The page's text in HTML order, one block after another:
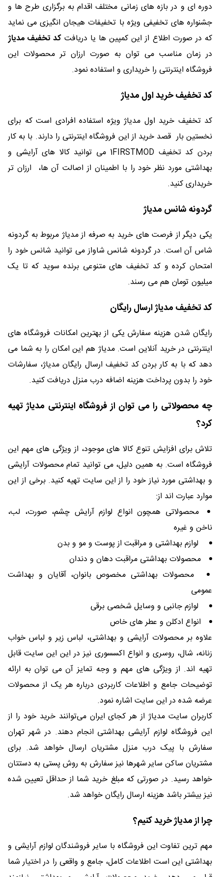
دوره ای و در بازه های زمانی مختلف اقدام به برگزاری طرح ها و
جشنواره های تخفیفی ویژه با تخفیفات هیجان انگیزی می نماید
که در صورت اطلاع از این کمپین ها یا دریافتکد تخفیف مدیاژ
در زمان مناسب می توان به صورت ارزان تر محصولات این
فروشگاه اینترنتی را خریداری و استفاده نمود.
کد تخفیف خرید اول مدیاژ
کد تخفیف خرید اول مدیاژ ویژه استفاده افرادی است که برای
نخستین بار قصد خرید از این فروشگاه اینترنتی را دارند. با به کار
بردن کد تخفیف 1FIRSTMOD می توانید کالا های آرایشی و
بهداشتی مورد نظر خود را با اطمینان از اصالت آن ها، ارزان تر
خریداری کنید.
گردونه شانس مدیاژ
یکی دیگر از فرصت های خرید به صرفه از مدیاژ مربوط به گردونه
شاس آن است. در گردونه شانس شاواز می توانید شانس خود را
امتحان کرده و کد تخفیف های متنوعی برنده سوید که تا یک
میلیون تومان هم می رسند.
کد تخفیف مدیاژ ارسال رایگان
رایگان شدن هزینه سفارش یکی از بهترین امکانات فروشگاه های
اینترنتی در خرید آنلاین است. مدیاژ هم این امکان را به شما می
دهد که با به کار بردن کد تخفیف ارسال رایگان مدیاژ، سفارشات
خود را بدون پرداخت هزینه اضافه درب منزل دریافت کنید.
چه محصولاتی را می توان از فروشگاه اینترنتی مدیاژ تهیه
کرد؟
تلاش برای افزایش تنوع کالا های موجود، از ویژگی های مهم این
فروشگاه است. به همین دلیل، می توانید تمام محصولات آرایشی
و بهداشتی مورد نیاز خود را از این سایت تهیه کنید. برخی از این
موارد عبارت اند از:
محصولاتی همچون انواع لوازم آرایش چشم، صورت، لب،
ناخن و غیره
لوازم بهداشتی و مراقبت از پوست و مو و بدن
محصولات بهداشتی مراقبت دهان و دندان
محصولات بهداشتی مخصوص بانوان، آقایان و بهداشت
عمومی
لوازم جانبی و وسایل شخصی برقی
انواع ادکلن و عطر های خاص
علاوه بر محصولات آرایشی و بهداشتی، لباس زیر و لباس خواب
زنانه، شال، روسری و انواع اکسسوری نیز در این این سایت قابل
تهیه اند. از ویژگی های مهم و وجه تمایز آن می توان به ارائه
توضیحات جامع و اطلاعات کاربردی درباره هر یک از محصولات
عرضه شده در این سایت اشاره نمود.
کاربران سایت مدیاژ از هر کجای ایران می‌توانند خرید خود را از
این فروشگاه لوازم آرایشی بهداشتی انجام دهند. در شهر تهران
سفارش با پیک درب منزل مشتریان ارسال خواهد شد. برای
مشتریان ساکن سایر شهرها نیز سفارش به روش پستی به دستتان
خواهد رسید. در صورتی که مبلغ خرید شما از حداقل تعیین شده
نیز بیشتر باشد هزینه ارسال رایگان خواهد شد.
چرا از مدیاژ خرید کنیم؟
مهم ترین تفاوت این فروشگاه با سایر فروشندگان لوازم آرایشی و
بهداشتی این است اطلاعات کامل، جامع و واقعی را در اختیار شما